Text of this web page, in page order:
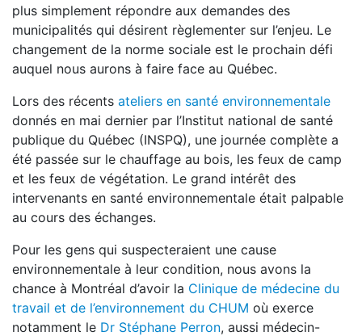
plus simplement répondre aux demandes des
municipalités qui désirent règlementer sur l’enjeu. Le
changement de la norme sociale est le prochain défi
auquel nous aurons à faire face au Québec.
Lors des récents ateliers en santé environnementale
donnés en mai dernier par l’Institut national de santé
publique du Québec (INSPQ), une journée complète a
été passée sur le chauffage au bois, les feux de camp
et les feux de végétation. Le grand intérêt des
intervenants en santé environnementale était palpable
au cours des échanges.
Pour les gens qui suspecteraient une cause
environnementale à leur condition, nous avons la
chance à Montréal d’avoir la Clinique de médecine du
travail et de l’environnement du CHUM où exerce
notamment le Dr Stéphane Perron, aussi médecin-